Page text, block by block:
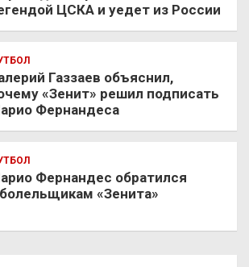
ЦСКА и уедет из России
Газзаев объяснил,
«Зенит» решил подписать
Фернандеса
Фернандес обратился
«Зенита»